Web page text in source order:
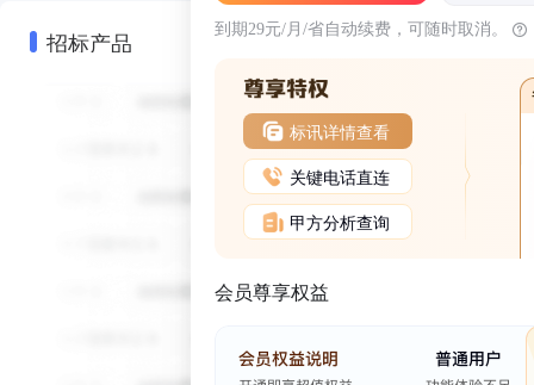
招标产品 到期29元/月/省自动续费，可随时取消。
标讯详情查看
关键电话直连
甲方分析查询
会员尊享权益